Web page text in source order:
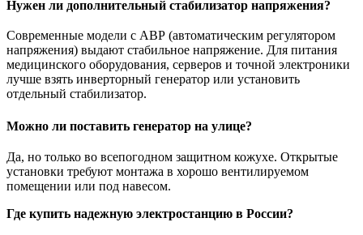
Нужен ли дополнительный стабилизатор напряжения?
Современные модели с АВР (автоматическим регулятором
напряжения) выдают стабильное напряжение. Для питания
медицинского оборудования, серверов и точной электроники
лучше взять инверторный генератор или установить
отдельный стабилизатор.
Можно ли поставить генератор на улице?
Да, но только во всепогодном защитном кожухе. Открытые
установки требуют монтажа в хорошо вентилируемом
помещении или под навесом.
Где купить надежную электростанцию в России?